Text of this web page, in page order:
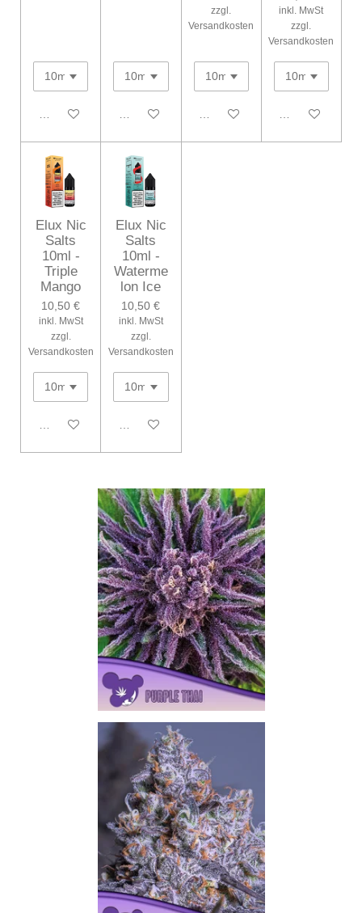
In den WarenkorbIn den Warenkorb
zzgl.
Versandkosten
In den Warenkorb
inkl. MwSt
zzgl.
Versandkosten
In den
Elux Nic
Salts
10ml -
Triple
Mango
10,50 €
inkl. MwSt
zzgl.
Versandkosten
In den Warenkorb
Elux Nic
Salts
10ml -
Waterme
lon Ice
10,50 €
inkl. MwSt
zzgl.
Versandkosten
In den Warenkorb